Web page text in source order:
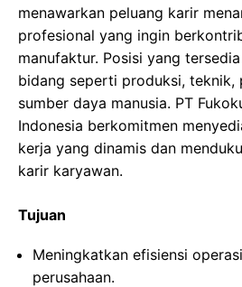
menawarkan peluang karir
profesional yang ingin
manufaktur. Posisi yang
bidang seperti produksi, teknik,
sumber daya manusia. PT
Indonesia berkomitmen
kerja yang dinamis dan
karir karyawan.
Tujuan
Meningkatkan efisiensi
perusahaan.